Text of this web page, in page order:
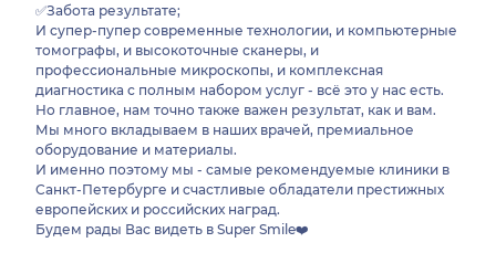
✅Забота результате;
И супер-пупер современные технологии, и компьютерные
томографы, и высокоточные сканеры, и
профессиональные микроскопы, и комплексная
диагностика с полным набором услуг - всё это у нас есть.
Но главное, нам точно также важен результат, как и вам.
Мы много вкладываем в наших врачей, премиальное
оборудование и материалы.
И именно поэтому мы - самые рекомендуемые клиники в
Санкт-Петербурге и счастливые обладатели престижных
европейских и российских наград.
Будем рады Вас видеть в Super Smile❤️